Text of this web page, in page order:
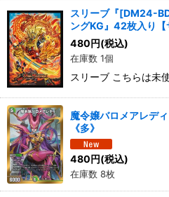
スリーブ『[DM24-
ングKG』42枚入り
480円(税込)
在庫数 1個
スリーブ こちらは未
魔令嬢バロメアレデ
《多》
480円(税込)
在庫数 8枚